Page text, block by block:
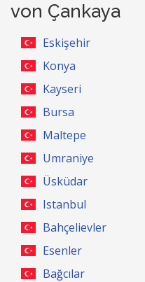
von Çankaya
Eskişehir
Konya
Kayseri
Bursa
Maltepe
Umraniye
Üsküdar
Istanbul
Bahçelievler
Esenler
Bağcılar